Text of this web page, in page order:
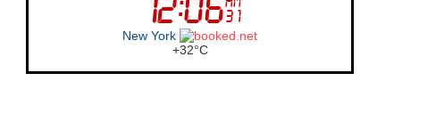
London
+21°C